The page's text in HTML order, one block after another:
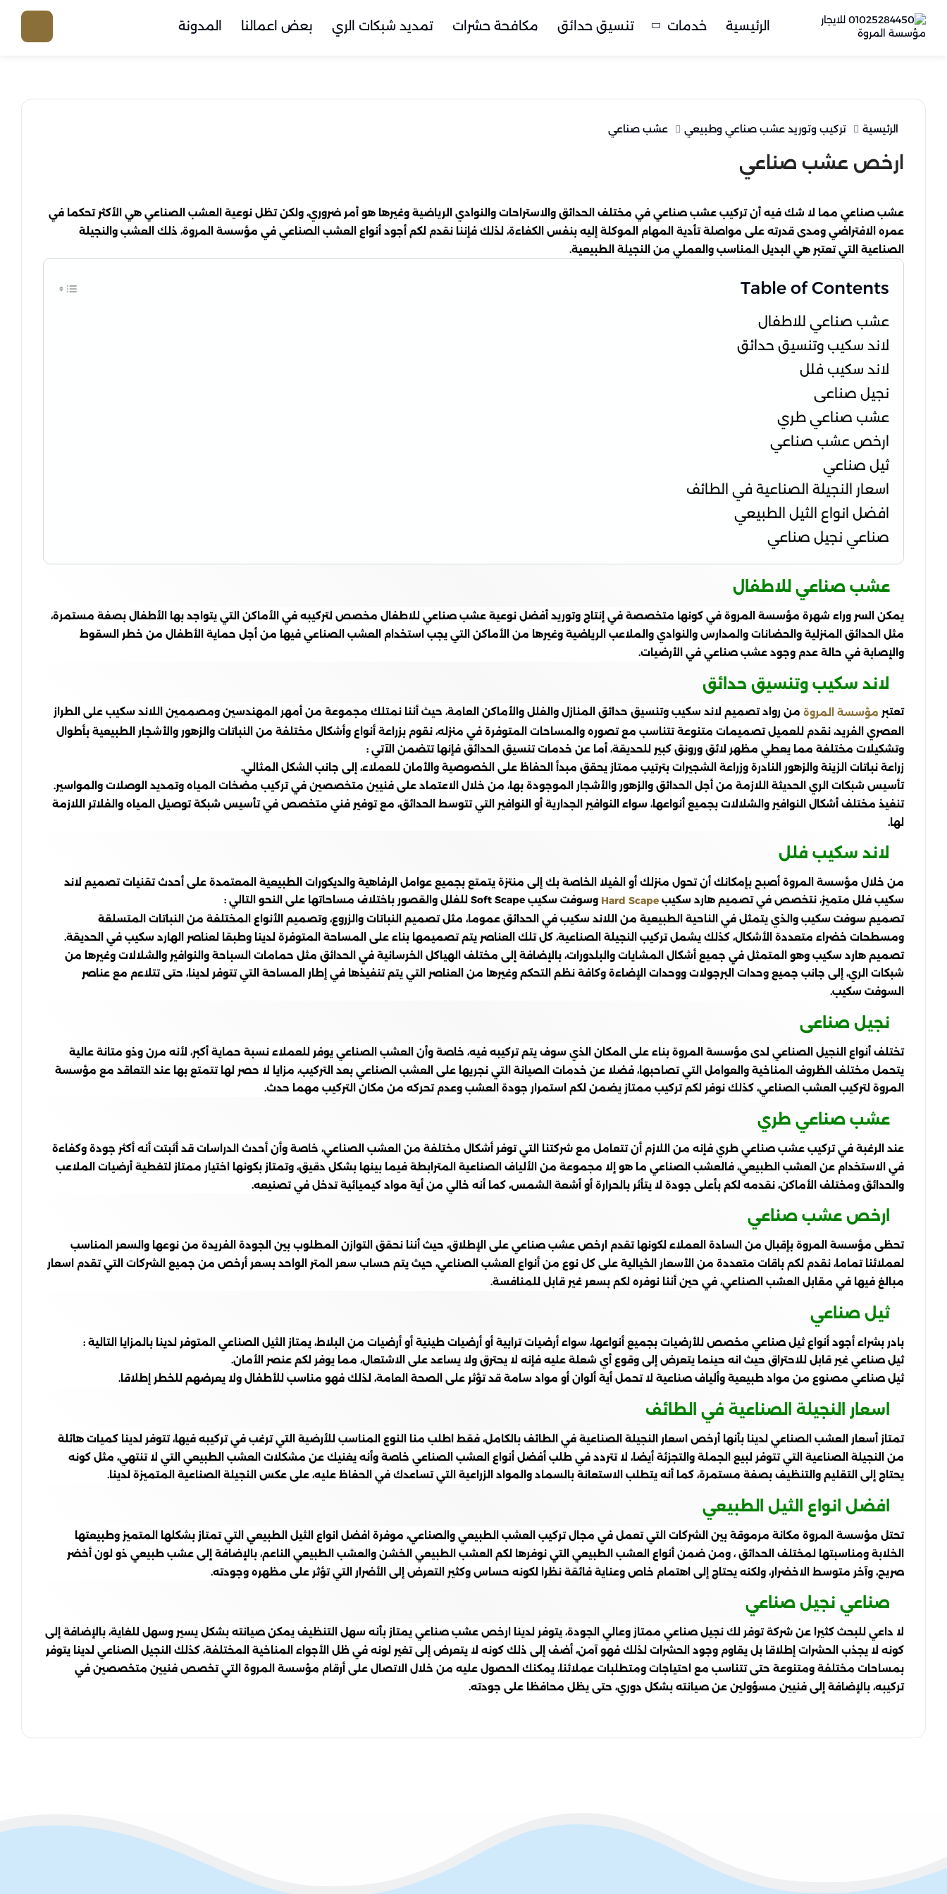
الرئيسية خدمات تنسيق حدائق مكافحة حشرات تمديد شبكات الري بعض اعمالنا المدونة
الرئيسية تركيب وتوريد عشب صناعي وطبيعي عشب صناعي
ارخص عشب صناعي
عشب صناعي مما لا شك فيه أن تركيب عشب صناعي في مختلف الحدائق والاستراحات والنوادي الرياضية وغيرها هو أمر ضروري، ولكن تظل نوعية العشب الصناعي هي الأكثر تحكما في
عمره الافتراضي ومدى قدرته على مواصلة تأدية المهام الموكلة إليه بنفس الكفاءة، لذلك فإننا نقدم لكم أجود أنواع العشب الصناعي في مؤسسة المروة، ذلك العشب والنجيلة
الصناعية التي تعتبر هي البديل المناسب والعملي من النجيلة الطبيعية.
Table of Contents
عشب صناعي للاطفال
لاند سكيب وتنسيق حدائق
لاند سكيب فلل
نجيل صناعى
عشب صناعي طري
ارخص عشب صناعي
ثيل صناعي
اسعار النجيلة الصناعية في الطائف
افضل انواع الثيل الطبيعي
صناعي نجيل صناعي
عشب صناعي للاطفال
يمكن السر وراء شهرة مؤسسة المروة في كونها متخصصة في إنتاج وتوريد أفضل نوعية عشب صناعي للاطفال مخصص لتركيبه في الأماكن التي يتواجد بها الأطفال بصفة مستمرة،
مثل الحدائق المنزلية والحضانات والمدارس والنوادي والملاعب الرياضية وغيرها من الأماكن التي يجب استخدام العشب الصناعي فيها من أجل حماية الأطفال من خطر السقوط
والإصابة في حالة عدم وجود عشب صناعي في الأرضيات.
لاند سكيب وتنسيق حدائق
تعتبر مؤسسة المروة من رواد تصميم لاند سكيب وتنسيق حدائق المنازل والفلل والأماكن العامة، حيث أننا نمتلك مجموعة من أمهر المهندسين ومصممين اللاند سكيب على الطراز
العصري الفريد، نقدم للعميل تصميمات متنوعة تتناسب مع تصوره والمساحات المتوفرة في منزله، نقوم بزراعة أنواع وأشكال مختلفة من النباتات والزهور والأشجار الطبيعية بأطوال
وتشكيلات مختلفة مما يعطي مظهر لائق ورونق كبير للحديقة، أما عن خدمات تنسيق الحدائق فإنها تتضمن الآتي :
زراعة نباتات الزينة والزهور النادرة وزراعة الشجيرات بترتيب ممتاز يحقق مبدأ الحفاظ على الخصوصية والأمان للعملاء، إلى جانب الشكل المثالي.
تأسيس شبكات الري الحديثة اللازمة من أجل الحدائق والزهور والأشجار الموجودة بها، من خلال الاعتماد على فنيين متخصصين في تركيب مضخات المياه وتمديد الوصلات والمواسير.
تنفيذ مختلف أشكال النوافير والشلالات بجميع أنواعها، سواء النوافير الجدارية أو النوافير التي تتوسط الحدائق، مع توفير فني متخصص في تأسيس شبكة توصيل المياه والفلاتر اللازمة
لها.
لاند سكيب فلل
من خلال مؤسسة المروة أصبح بإمكانك أن تحول منزلك أو الفيلا الخاصة بك إلى منتزة يتمتع بجميع عوامل الرفاهية والديكورات الطبيعية المعتمدة على أحدث تقنيات تصميم لاند
سكيب فلل متميز، نتخصص في تصميم هارد سكيب Hard Scape وسوفت سكيب Soft Scape للفلل والقصور باختلاف مساحاتها على النحو التالي :
تصميم سوفت سكيب والذي يتمثل في الناحية الطبيعية من اللاند سكيب في الحدائق عموما، مثل تصميم النباتات والزروع، وتصميم الأنواع المختلفة من النباتات المتسلقة
ومسطحات خضراء متعددة الأشكال، كذلك يشمل تركيب النجيلة الصناعية، كل تلك العناصر يتم تصميمها بناء على المساحة المتوفرة لدينا وطبقا لعناصر الهارد سكيب في الحديقة.
تصميم هارد سكيب وهو المتمثل في جميع أشكال المشايات والبلدورات، بالإضافة إلى مختلف الهياكل الخرسانية في الحدائق مثل حمامات السباحة والنوافير والشلالات وغيرها من
شبكات الري، إلى جانب جميع وحدات البرجولات ووحدات الإضاءة وكافة نظم التحكم وغيرها من العناصر التي يتم تنفيذها في إطار المساحة التي تتوفر لدينا، حتى تتلاءم مع عناصر
السوفت سكيب.
نجيل صناعى
تختلف أنواع النجيل الصناعي لدى مؤسسة المروة بناء على المكان الذي سوف يتم تركيبه فيه، خاصة وأن العشب الصناعي يوفر للعملاء نسبة حماية أكبر، لأنه مرن وذو متانة عالية
يتحمل مختلف الظروف المناخية والعوامل التي تصاحبها، فضلا عن خدمات الصيانة التي نجريها على العشب الصناعي بعد التركيب، مزايا لا حصر لها تتمتع بها عند التعاقد مع مؤسسة
المروة لتركيب العشب الصناعي، كذلك نوفر لكم تركيب ممتاز يضمن لكم استمرار جودة العشب وعدم تحركه من مكان التركيب مهما حدث.
عشب صناعي طري
عند الرغبة في تركيب عشب صناعي طري فإنه من اللازم أن تتعامل مع شركتنا التي توفر أشكال مختلفة من العشب الصناعي، خاصة وأن أحدث الدراسات قد أثبتت أنه أكثر جودة وكفاءة
في الاستخدام عن العشب الطبيعي، فالعشب الصناعي ما هو إلا مجموعة من الألياف الصناعية المترابطة فيما بينها بشكل دقيق، وتمتاز بكونها اختيار ممتاز لتغطية أرضيات الملاعب
والحدائق ومختلف الأماكن، نقدمه لكم بأعلى جودة لا يتأثر بالحرارة أو أشعة الشمس، كما أنه خالي من أية مواد كيميائية تدخل في تصنيعه.
ارخص عشب صناعي
تحظى مؤسسة المروة بإقبال من السادة العملاء لكونها تقدم ارخص عشب صناعي على الإطلاق، حيث أننا نحقق التوازن المطلوب بين الجودة الفريدة من نوعها والسعر المناسب
لعملائنا تماما، نقدم لكم باقات متعددة من الأسعار الخيالية على كل نوع من أنواع العشب الصناعي، حيث يتم حساب سعر المتر الواحد بسعر أرخص من جميع الشركات التي تقدم اسعار
مبالغ فيها في مقابل العشب الصناعي، في حين أننا نوفره لكم بسعر غير قابل للمنافسة.
ثيل صناعي
بادر بشراء أجود أنواع ثيل صناعي مخصص للأرضيات بجميع أنواعها، سواء أرضيات ترابية أو أرضيات طينية أو أرضيات من البلاط، يمتاز الثيل الصناعي المتوفر لدينا بالمزايا التالية :
ثيل صناعي غير قابل للاحتراق حيث انه حينما يتعرض إلى وقوع أي شعلة عليه فإنه لا يحترق ولا يساعد على الاشتعال، مما يوفر لكم عنصر الأمان.
ثيل صناعي مصنوع من مواد طبيعية وألياف صناعية لا تحمل أية ألوان أو مواد سامة قد تؤثر على الصحة العامة، لذلك فهو مناسب للأطفال ولا يعرضهم للخطر إطلاقا.
اسعار النجيلة الصناعية في الطائف
تمتاز أسعار العشب الصناعي لدينا بأنها أرخص اسعار النجيلة الصناعية في الطائف بالكامل، فقط اطلب منا النوع المناسب للأرضية التي ترغب في تركيبه فيها، تتوفر لدينا كميات هائلة
من النجيلة الصناعية التي تتوفر لبيع الجملة والتجزئة أيضا، لا تتردد في طلب أفضل أنواع العشب الصناعي خاصة وأنه يغنيك عن مشكلات العشب الطبيعي التي لا تنتهي، مثل كونه
يحتاج إلى التقليم والتنظيف بصفة مستمرة، كما أنه يتطلب الاستعانة بالسماد والمواد الزراعية التي تساعدك في الحفاظ عليه، على عكس النجيلة الصناعية المتميزة لدينا.
افضل انواع الثيل الطبيعي
تحتل مؤسسة المروة مكانة مرموقة بين الشركات التي تعمل في مجال تركيب العشب الطبيعي والصناعي، موفرة افضل انواع الثيل الطبيعي التي تمتاز بشكلها المتميز وطبيعتها
الخلابة ومناسبتها لمختلف الحدائق ، ومن ضمن أنواع العشب الطبيعي التي نوفرها لكم العشب الطبيعي الخشن والعشب الطبيعي الناعم، بالإضافة إلى عشب طبيعي ذو لون أخضر
صريح، وآخر متوسط الاخضرار، ولكنه يحتاج إلى اهتمام خاص وعناية فائقة نظرا لكونه حساس وكثير التعرض إلى الأضرار التي تؤثر على مظهره وجودته.
صناعي نجيل صناعي
لا داعي للبحث كثيرا عن شركة توفر لك نجيل صناعي ممتاز وعالي الجودة، يتوفر لدينا ارخص عشب صناعي يمتاز بأنه سهل التنظيف يمكن صيانته بشكل يسير وسهل للغاية، بالإضافة إلى
كونه لا يجذب الحشرات إطلاقا بل يقاوم وجود الحشرات لذلك فهو آمن، أضف إلى ذلك كونه لا يتعرض إلى تغير لونه في ظل الأجواء المناخية المختلفة، كذلك النجيل الصناعي لدينا يتوفر
بمساحات مختلفة ومتنوعة حتى تتناسب مع احتياجات ومتطلبات عملائنا، يمكنك الحصول عليه من خلال الاتصال على أرقام مؤسسة المروة التي تخصص فنيين متخصصين في
تركيبه، بالإضافة إلى فنيين مسؤولين عن صيانته بشكل دوري، حتى يظل محافظا على جودته.